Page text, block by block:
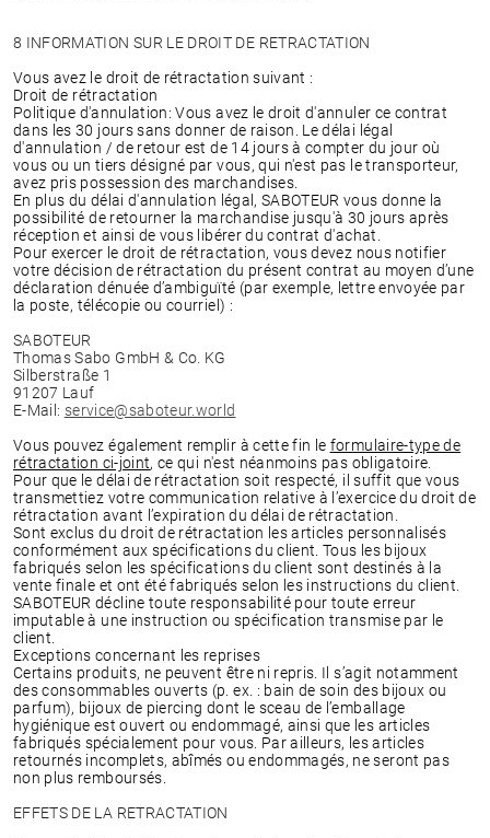
8 INFORMATION SUR LE DROIT DE RETRACTATION
Vous avez le droit de rétractation suivant :
Droit de rétractation
Politique d'annulation: Vous avez le droit d'annuler ce contrat
dans les 30 jours sans donner de raison. Le délai légal
d'annulation / de retour est de 14 jours à compter du jour où
vous ou un tiers désigné par vous, qui n'est pas le transporteur,
avez pris possession des marchandises.
En plus du délai d'annulation légal, SABOTEUR vous donne la
possibilité de retourner la marchandise jusqu'à 30 jours après
réception et ainsi de vous libérer du contrat d'achat.
Pour exercer le droit de rétractation, vous devez nous notifier
votre décision de rétractation du présent contrat au moyen d’une
déclaration dénuée d’ambiguïté (par exemple, lettre envoyée par
la poste, télécopie ou courriel) :
SABOTEUR
Thomas Sabo GmbH & Co. KG
Silberstraße 1
91207 Lauf
E-Mail: service@saboteur.world
Vous pouvez également remplir à cette fin le formulaire-type de
rétractation ci-joint, ce qui n'est néanmoins pas obligatoire.
Pour que le délai de rétractation soit respecté, il suffit que vous
transmettiez votre communication relative à l’exercice du droit de
rétractation avant l’expiration du délai de rétractation.
Sont exclus du droit de rétractation les articles personnalisés
conformément aux spécifications du client. Tous les bijoux
fabriqués selon les spécifications du client sont destinés à la
vente finale et ont été fabriqués selon les instructions du client.
SABOTEUR décline toute responsabilité pour toute erreur
imputable à une instruction ou spécification transmise par le
client.
Exceptions concernant les reprises
Certains produits, ne peuvent être ni repris. Il s’agit notamment
des consommables ouverts (p. ex. : bain de soin des bijoux ou
parfum), bijoux de piercing dont le sceau de l’emballage
hygiénique est ouvert ou endommagé, ainsi que les articles
fabriqués spécialement pour vous. Par ailleurs, les articles
retournés incomplets, abîmés ou endommagés, ne seront pas
non plus remboursés.
EFFETS DE LA RETRACTATION